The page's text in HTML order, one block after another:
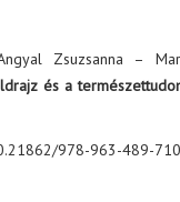
Zsuzsanna –
és a
978-963-489-